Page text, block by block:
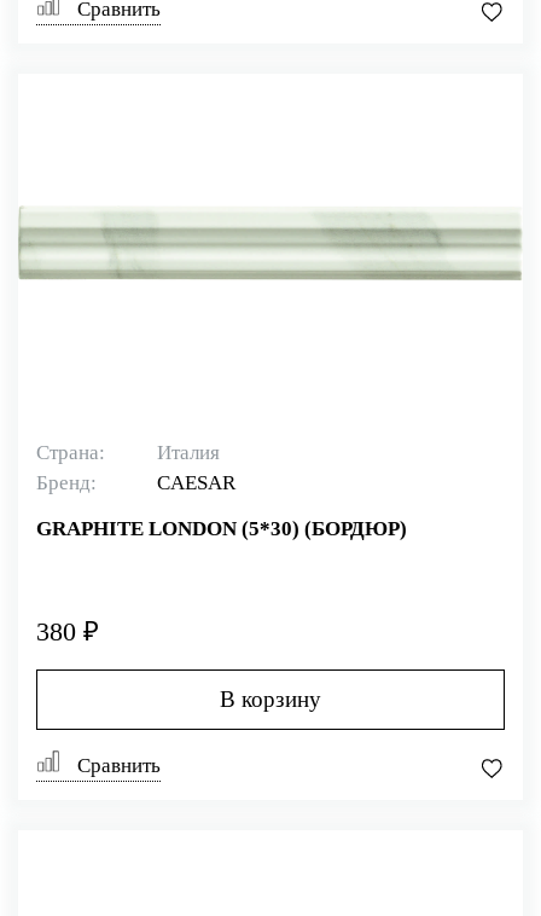
Сравнить
Страна:
Италия
Бренд:
CAESAR
GRAPHITE LONDON (5*30) (БОРДЮР)
380 ₽
В корзину
Сравнить